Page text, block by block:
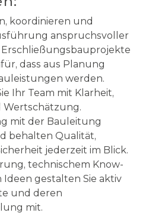
koordinieren und
anspruchsvoller
Erschließungsbauprojekte
dass aus Planung
werden.
Ihr Team mit Klarheit,
mit der Bauleitung
behalten Qualität,
jederzeit im Blick.
technischem Know-
gestalten Sie aktiv
und deren
mit.